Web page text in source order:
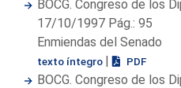
BOCG. Congreso de los
17/10/1997 Pág.: 95
Enmiendas del Senado
texto íntegro | PDF
BOCG. Congreso de los